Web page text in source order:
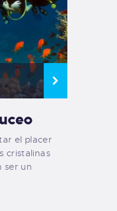
el placer
cristalinas
ser un